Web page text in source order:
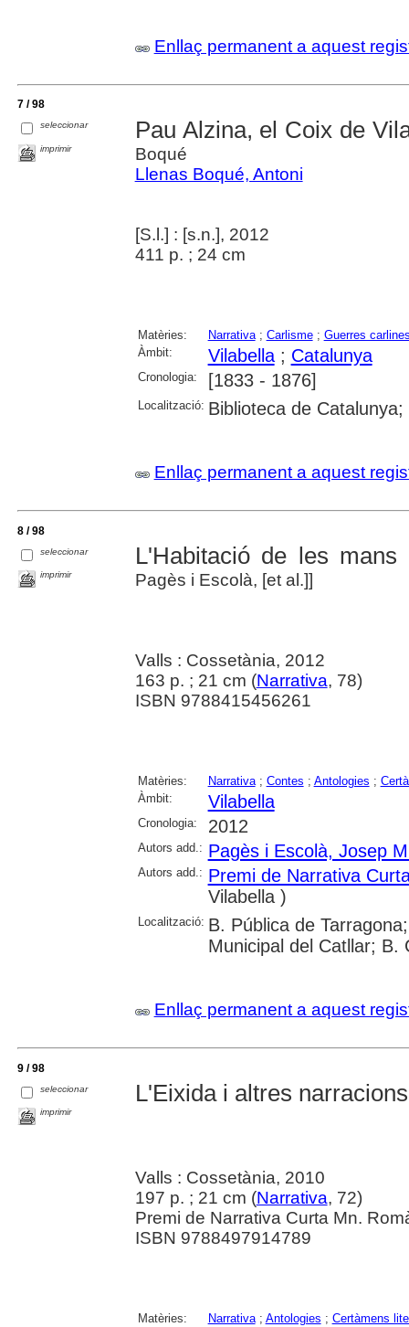
Enllaç permanent a aquest
7 / 98
seleccionar
imprimir
Pau Alzina, el Coix de
Boqué
Llenas Boqué, Antoni
[S.l.] : [s.n.], 2012
411 p. ; 24 cm
Matèries: Narrativa; Carlisme; Guerres
Àmbit:
Vilabella; Catalunya
Cronologia: [1833 - 1876]
Localització: Biblioteca de
Enllaç permanent a aquest
8 / 98
seleccionar
imprimir
L'Habitació de les
Pagès i Escolà, [et al.]]
Valls : Cossetània, 2012
163 p. ; 21 cm (Narrativa, 78)
ISBN 9788415456261
Matèries: Narrativa; Contes ; Antologies ;
Àmbit:
Vilabella
Cronologia: 2012
Autors add.: Pagès i Escolà, Josep
Autors add.: Premi de Narrativa
Vilabella )
Localització: B. Pública de
Municipal del Catllar; B.
Enllaç permanent a aquest
9 / 98
seleccionar
imprimir
L'Eixida i altres narracions
Valls : Cossetània, 2010
197 p. ; 21 cm (Narrativa, 72)
Premi de Narrativa Curta Mn.
ISBN 9788497914789
Matèries: Narrativa; Antologies ; Certàmens